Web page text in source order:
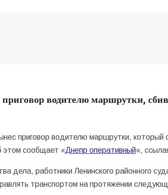
водителю маршрутки,
приговор водителю маршрутки,
этом сообщает «Днепр оперативный«,
дела, работники Ленинского районного
транспортом на протяжении